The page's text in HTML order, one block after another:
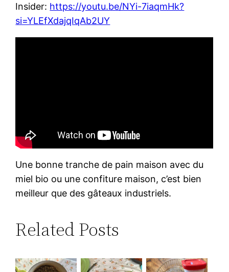
Insider: https://youtu.be/NYi-7iaqmHk?
si=YLEfXdajqIqAb2UY
Une bonne tranche de pain maison avec du
miel bio ou une confiture maison, c’est bien
meilleur que des gâteaux industriels.
Related Posts